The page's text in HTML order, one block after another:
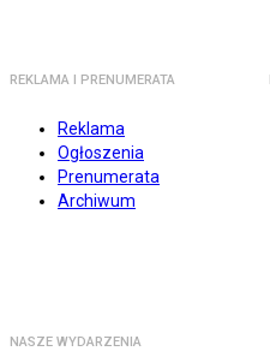
REKLAMA I PRENUMERATA
Reklama
Ogłoszenia
Prenumerata
Archiwum
NASZE WYDARZENIA